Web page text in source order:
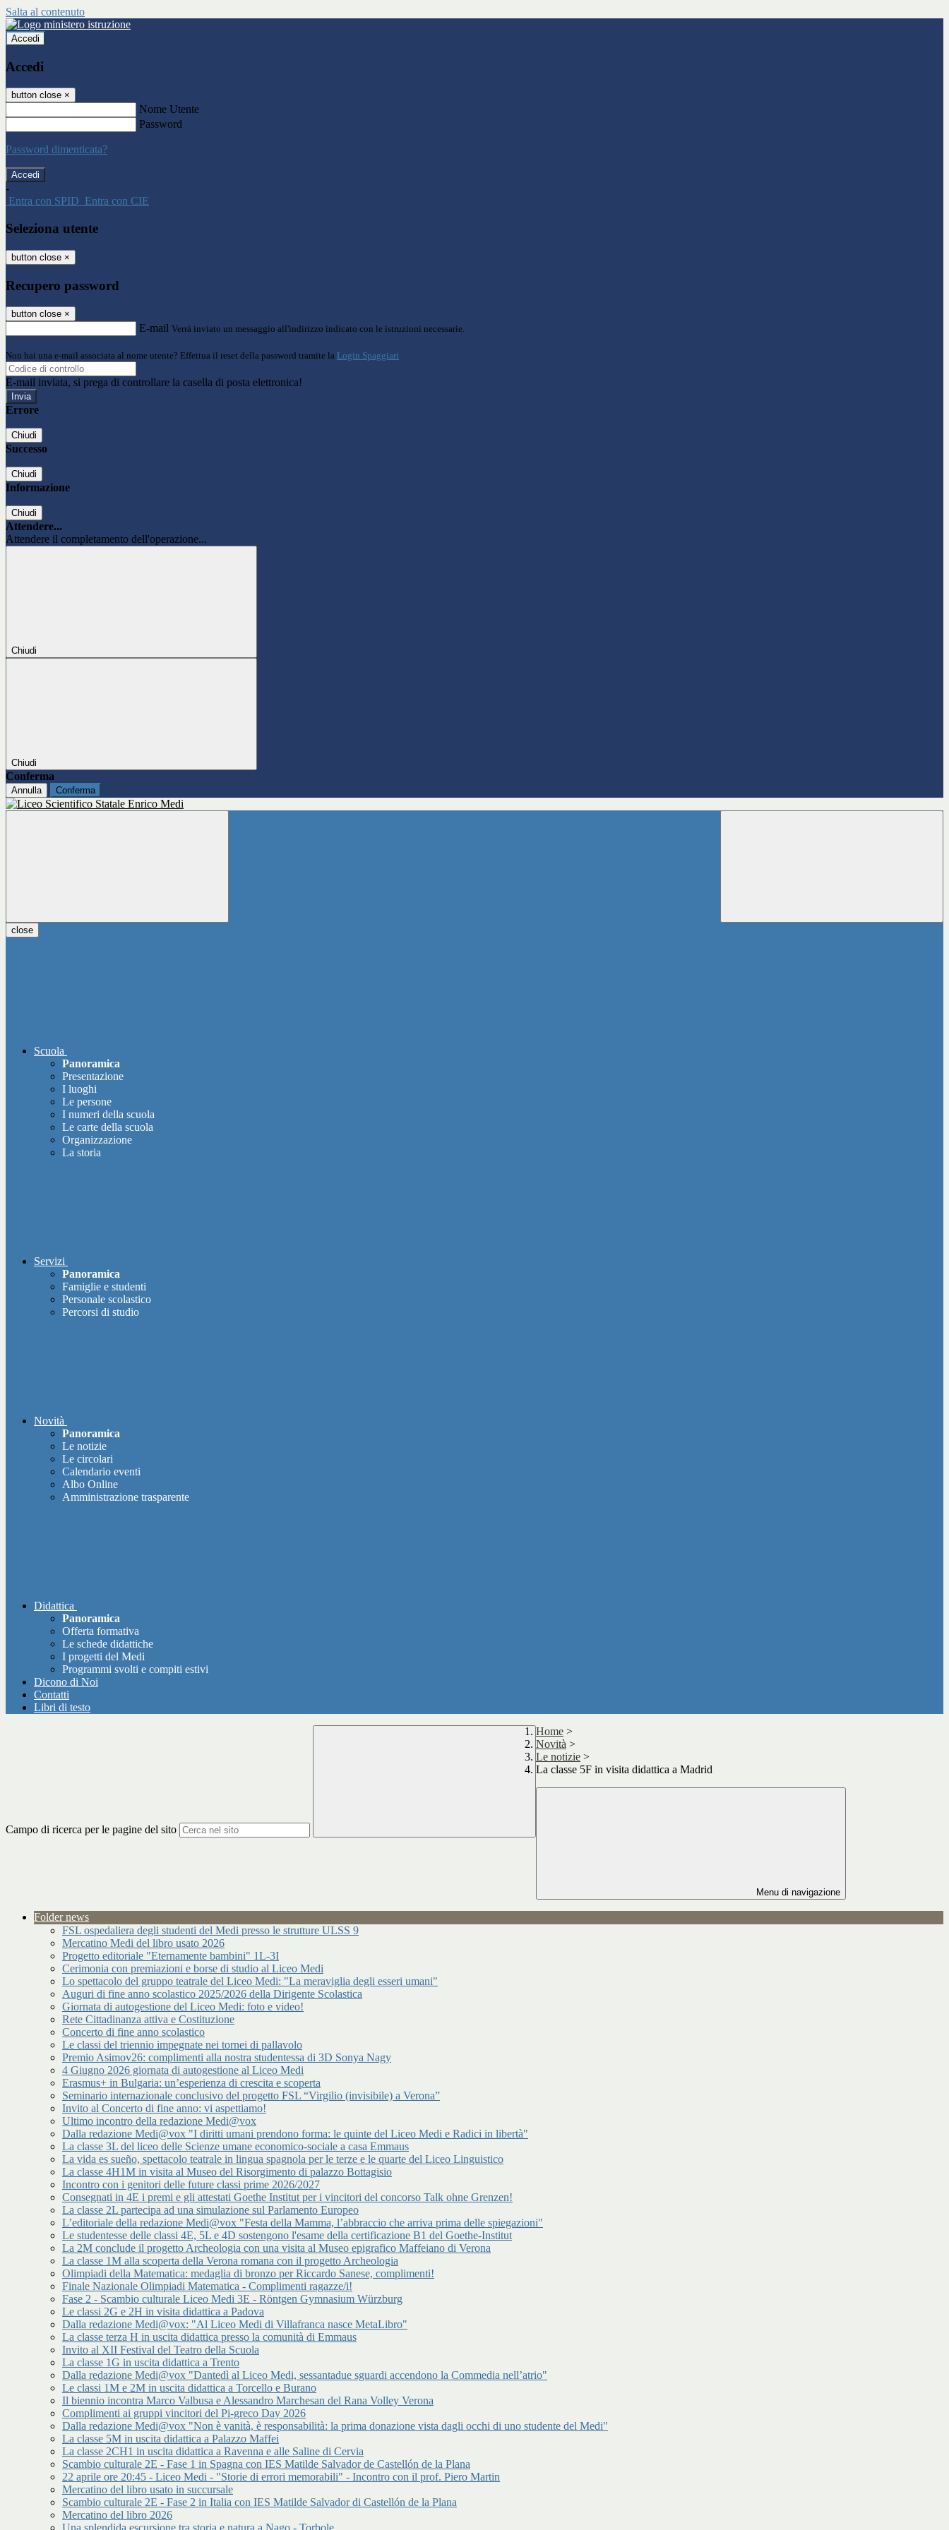
Salta al contenuto
Accedi
Accedi
button close ×
Nome Utente
Password
Password dimenticata?
-
Entra con SPID Entra con CIE
Seleziona utente
button close ×
Recupero password
button close ×
E-mail Verrà inviato un messaggio all'indirizzo indicato con le istruzioni necessarie.
Non hai una e-mail associata al nome utente? Effettua il reset della password tramite la Login Spaggiari
E-mail inviata, si prega di controllare la casella di posta elettronica!
Errore
Chiudi
Successo
Chiudi
Informazione
Chiudi
Attendere...
Attendere il completamento dell'operazione...
Chiudi
Chiudi
Conferma
Annulla Conferma
close
Scuola
Panoramica
Presentazione
I luoghi
Le persone
I numeri della scuola
Le carte della scuola
Organizzazione
La storia
Servizi
Panoramica
Famiglie e studenti
Personale scolastico
Percorsi di studio
Novità
Panoramica
Le notizie
Le circolari
Calendario eventi
Albo Online
Amministrazione trasparente
Didattica
Panoramica
Offerta formativa
Le schede didattiche
I progetti del Medi
Programmi svolti e compiti estivi
Dicono di Noi
Contatti
Libri di testo
Campo di ricerca per le pagine del sito
Home >
Novità >
Le notizie >
La classe 5F in visita didattica a Madrid
Menu di navigazione
Folder news
FSL ospedaliera degli studenti del Medi presso le strutture ULSS 9
Mercatino Medi del libro usato 2026
Progetto editoriale "Eternamente bambini" 1L-3I
Cerimonia con premiazioni e borse di studio al Liceo Medi
Lo spettacolo del gruppo teatrale del Liceo Medi: "La meraviglia degli esseri umani"
Auguri di fine anno scolastico 2025/2026 della Dirigente Scolastica
Giornata di autogestione del Liceo Medi: foto e video!
Rete Cittadinanza attiva e Costituzione
Concerto di fine anno scolastico
Le classi del triennio impegnate nei tornei di pallavolo
Premio Asimov26: complimenti alla nostra studentessa di 3D Sonya Nagy
4 Giugno 2026 giornata di autogestione al Liceo Medi
Erasmus+ in Bulgaria: un’esperienza di crescita e scoperta
Seminario internazionale conclusivo del progetto FSL “Virgilio (invisibile) a Verona”
Invito al Concerto di fine anno: vi aspettiamo!
Ultimo incontro della redazione Medi@vox
Dalla redazione Medi@vox "I diritti umani prendono forma: le quinte del Liceo Medi e Radici in libertà"
La classe 3L del liceo delle Scienze umane economico-sociale a casa Emmaus
La vida es sueño, spettacolo teatrale in lingua spagnola per le terze e le quarte del Liceo Linguistico
La classe 4H1M in visita al Museo del Risorgimento di palazzo Bottagisio
Incontro con i genitori delle future classi prime 2026/2027
Consegnati in 4E i premi e gli attestati Goethe Institut per i vincitori del concorso Talk ohne Grenzen!
La classe 2L partecipa ad una simulazione sul Parlamento Europeo
L’editoriale della redazione Medi@vox "Festa della Mamma, l’abbraccio che arriva prima delle spiegazioni"
Le studentesse delle classi 4E, 5L e 4D sostengono l'esame della certificazione B1 del Goethe-Institut
La 2M conclude il progetto Archeologia con una visita al Museo epigrafico Maffeiano di Verona
La classe 1M alla scoperta della Verona romana con il progetto Archeologia
Olimpiadi della Matematica: medaglia di bronzo per Riccardo Sanese, complimenti!
Finale Nazionale Olimpiadi Matematica - Complimenti ragazze/i!
Fase 2 - Scambio culturale Liceo Medi 3E - Röntgen Gymnasium Würzburg
Le classi 2G e 2H in visita didattica a Padova
Dalla redazione Medi@vox: "Al Liceo Medi di Villafranca nasce MetaLibro"
La classe terza H in uscita didattica presso la comunità di Emmaus
Invito al XII Festival del Teatro della Scuola
La classe 1G in uscita didattica a Trento
Dalla redazione Medi@vox "Dantedì al Liceo Medi, sessantadue sguardi accendono la Commedia nell’atrio"
Le classi 1M e 2M in uscita didattica a Torcello e Burano
Il biennio incontra Marco Valbusa e Alessandro Marchesan del Rana Volley Verona
Complimenti ai gruppi vincitori del Pi-greco Day 2026
Dalla redazione Medi@vox "Non è vanità, è responsabilità: la prima donazione vista dagli occhi di uno studente del Medi"
La classe 5M in uscita didattica a Palazzo Maffei
La classe 2CH1 in uscita didattica a Ravenna e alle Saline di Cervia
Scambio culturale 2E - Fase 1 in Spagna con IES Matilde Salvador de Castellón de la Plana
22 aprile ore 20:45 - Liceo Medi - "Storie di errori memorabili" - Incontro con il prof. Piero Martin
Mercatino del libro usato in succursale
Scambio culturale 2E - Fase 2 in Italia con IES Matilde Salvador di Castellón de la Plana
Mercatino del libro 2026